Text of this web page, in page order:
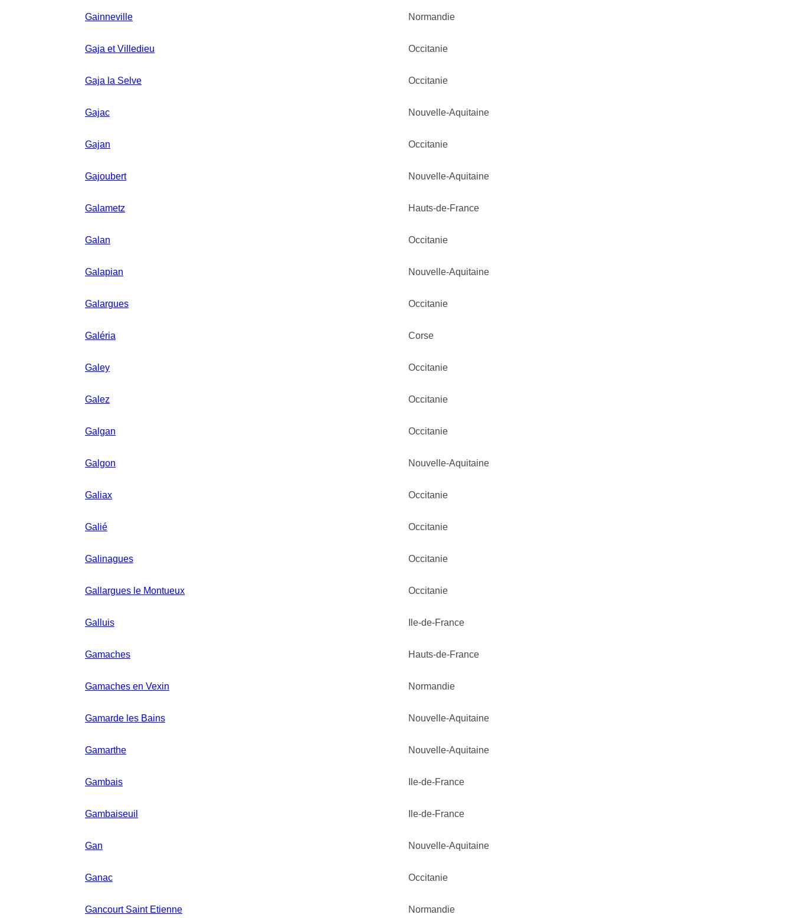
Gainneville Normandie
Gaja et Villedieu Occitanie
Gaja la Selve Occitanie
Gajac Nouvelle-Aquitaine
Gajan Occitanie
Gajoubert Nouvelle-Aquitaine
Galametz Hauts-de-France
Galan Occitanie
Galapian Nouvelle-Aquitaine
Galargues Occitanie
Galéria Corse
Galey Occitanie
Galez Occitanie
Galgan Occitanie
Galgon Nouvelle-Aquitaine
Galiax Occitanie
Galié Occitanie
Galinagues Occitanie
Gallargues le Montueux Occitanie
Galluis Ile-de-France
Gamaches Hauts-de-France
Gamaches en Vexin Normandie
Gamarde les Bains Nouvelle-Aquitaine
Gamarthe Nouvelle-Aquitaine
Gambais Ile-de-France
Gambaiseuil Ile-de-France
Gan Nouvelle-Aquitaine
Ganac Occitanie
Gancourt Saint Etienne Normandie